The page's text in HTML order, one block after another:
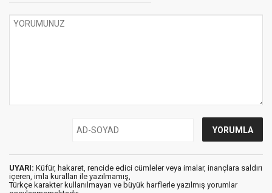
UYARI: Küfür, hakaret, rencide edici cümleler veya imalar, inançlara saldırı
içeren, imla kuralları ile yazılmamış,
Türkçe karakter kullanılmayan ve büyük harflerle yazılmış yorumlar